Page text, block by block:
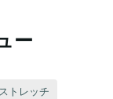
ー
トレッチ